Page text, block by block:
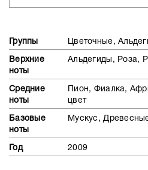
Группы Цветочные,
Верхние
ноты
Альдегиды, Роза,
Средние
ноты
Пион, Фиалка,
цвет
Базовые
ноты
Мускус,
Год 2009